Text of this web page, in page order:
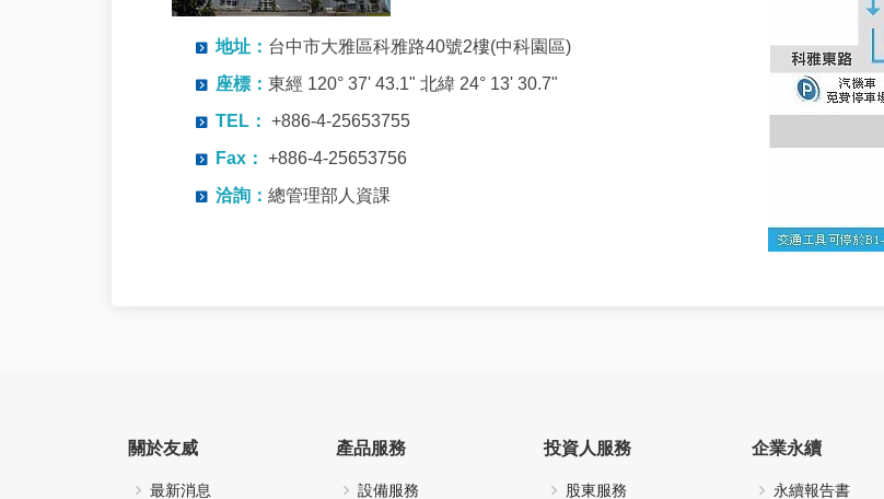
地址： 台中市大雅區科雅路40號2樓(中科園區)
座標： 東經 120° 37' 43.1" 北緯 24° 13' 30.7"
TEL： +886-4-25653755
Fax： +886-4-25653756
洽詢： 總管理部人資課
關於友威
最新消息
產品服務
設備服務
投資人服務
股東服務
企業永續
永續報告書